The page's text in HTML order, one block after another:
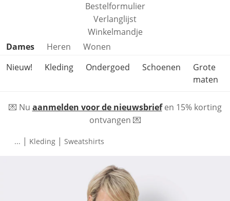
Bestelformulier
Verlanglijst
Winkelmandje
Productcategorieën overslaan
Dames Heren
Wonen
Nieuw!
Kleding Ondergoed Schoenen
Grote
maten
💌 Nu aanmelden voor de nieuwsbriefen 15% korting
ontvangen 💌
... | Kleding | Sweatshirts